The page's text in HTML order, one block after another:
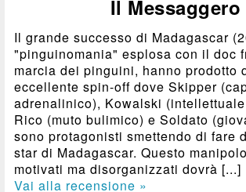
Il Messaggero
Il grande successo di Madagascar
"pinguinomania" esplosa con il doc
marcia dei pinguini, hanno prodotto
eccellente spin-off dove Skipper
adrenalinico), Kowalski
Rico (muto bulimico) e Soldato
sono protagonisti smettendo di fare
star di Madagascar. Questo
motivati ma disorganizzati dovrà [...]
Vai alla recensione »